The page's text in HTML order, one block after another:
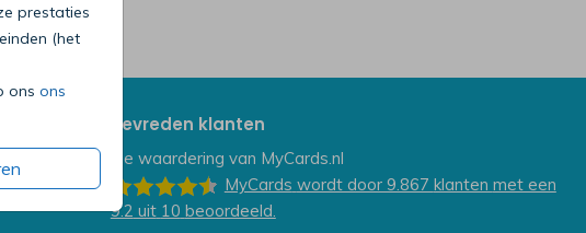
prestaties
(het
ons ons
Tevreden klanten
De waardering van MyCards.nl
MyCards wordt door 9.867 klanten met een
9.2 uit 10 beoordeeld.